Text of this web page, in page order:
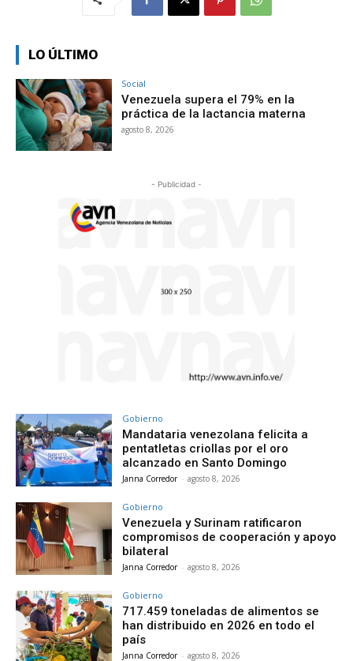
LO ÚLTIMO
Social
Venezuela supera el 79% en la
práctica de la lactancia materna
agosto 8, 2026
- Publicidad -
Gobierno
Mandataria venezolana felicita a
pentatletas criollas por el oro
alcanzado en Santo Domingo
Janna Corredor - agosto 8, 2026
Gobierno
Venezuela y Surinam ratificaron
compromisos de cooperación y apoyo
bilateral
Janna Corredor - agosto 8, 2026
Gobierno
717.459 toneladas de alimentos se
han distribuido en 2026 en todo el
país
Janna Corredor - agosto 8, 2026